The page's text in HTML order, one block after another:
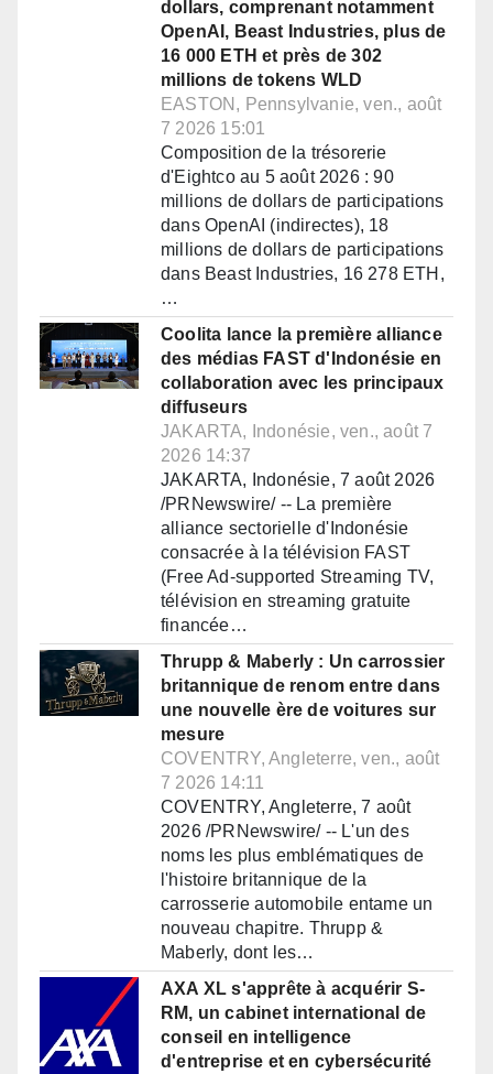
dollars, comprenant notamment
OpenAI, Beast Industries, plus de
16 000 ETH et près de 302
millions de tokens WLD
EASTON, Pennsylvanie, ven., août
7 2026 15:01
Composition de la trésorerie
d'Eightco au 5 août 2026 : 90
millions de dollars de participations
dans OpenAI (indirectes), 18
millions de dollars de participations
dans Beast Industries, 16 278 ETH,
…
Coolita lance la première alliance
des médias FAST d'Indonésie en
collaboration avec les principaux
diffuseurs
JAKARTA, Indonésie, ven., août 7
2026 14:37
JAKARTA, Indonésie, 7 août 2026
/PRNewswire/ -- La première
alliance sectorielle d'Indonésie
consacrée à la télévision FAST
(Free Ad-supported Streaming TV,
télévision en streaming gratuite
financée…
Thrupp & Maberly : Un carrossier
britannique de renom entre dans
une nouvelle ère de voitures sur
mesure
COVENTRY, Angleterre, ven., août
7 2026 14:11
COVENTRY, Angleterre, 7 août
2026 /PRNewswire/ -- L'un des
noms les plus emblématiques de
l'histoire britannique de la
carrosserie automobile entame un
nouveau chapitre. Thrupp &
Maberly, dont les…
AXA XL s'apprête à acquérir S-
RM, un cabinet international de
conseil en intelligence
d'entreprise et en cybersécurité